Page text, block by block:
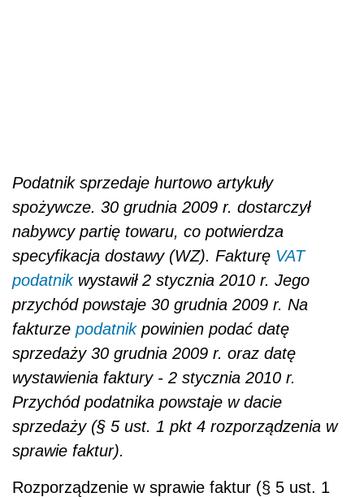
Podatnik sprzedaje hurtowo artykuły
spożywcze. 30 grudnia 2009 r. dostarczył
nabywcy partię towaru, co potwierdza
specyfikacja dostawy (WZ). Fakturę VAT
podatnikwystawił 2 stycznia 2010 r. Jego
przychód powstaje 30 grudnia 2009 r. Na
fakturze podatnikpowinien podać datę
sprzedaży 30 grudnia 2009 r. oraz datę
wystawienia faktury - 2 stycznia 2010 r.
Przychód podatnika powstaje w dacie
sprzedaży (§ 5 ust. 1 pkt 4 rozporządzenia w
sprawie faktur).
Rozporządzenie w sprawie faktur (§ 5 ust. 1